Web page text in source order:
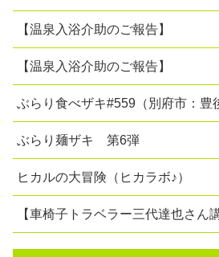
【温泉入浴介助のご報告】
【温泉入浴介助のご報告】
ぶらり食べザキ#559（別府市：豊
ぶらり麺ザキ 第6弾
ヒカルの大冒険（ヒカラボ♪）
【車椅子トラベラー三代達也さん